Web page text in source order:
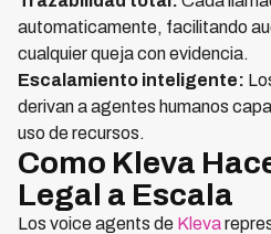
automaticamente, facilitando
cualquier queja con evidencia.
Escalamiento inteligente:
derivan a agentes humanos
uso de recursos.
Como Kleva
Legal a Escala
Los voice agents de Kleva